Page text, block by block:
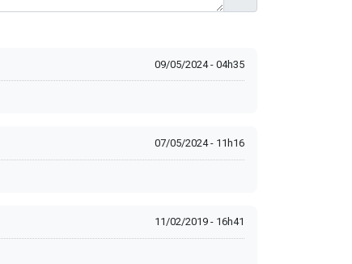
09/05/2024 - 04h35
07/05/2024 - 11h16
11/02/2019 - 16h41